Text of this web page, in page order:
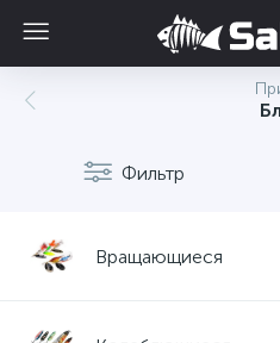
Фильтр
Вращающиеся